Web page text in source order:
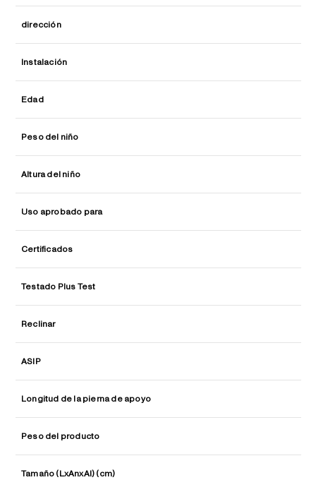
dirección
Instalación
Edad
Peso del niño
Altura del niño
Uso aprobado para
Certificados
Testado Plus Test
Reclinar
ASIP
Longitud de la pierna de apoyo
Peso del producto
Tamaño (LxAnxAl) (cm)